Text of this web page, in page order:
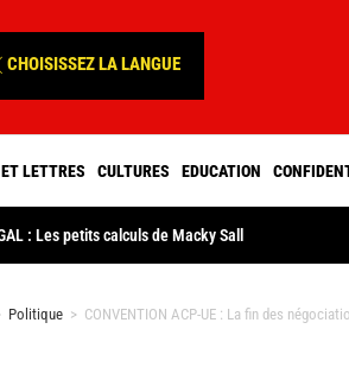
CHOISISSEZ LA LANGUE
LETTRES CULTURES EDUCATION
: Les petits calculs de Macky Sall
Politique > CONVENTION ACP-UE : La fin des